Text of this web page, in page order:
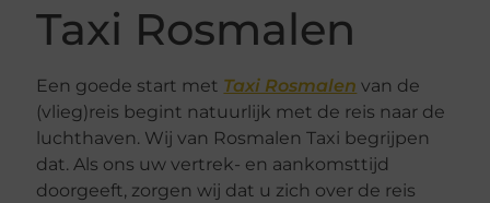
Taxi Rosmalen
Een goede start met Taxi Rosmalen van de
(vlieg)reis begint natuurlijk met de reis naar de
luchthaven. Wij van Rosmalen Taxi begrijpen
dat. Als ons uw vertrek- en aankomsttijd
doorgeeft, zorgen wij dat u zich over de reis